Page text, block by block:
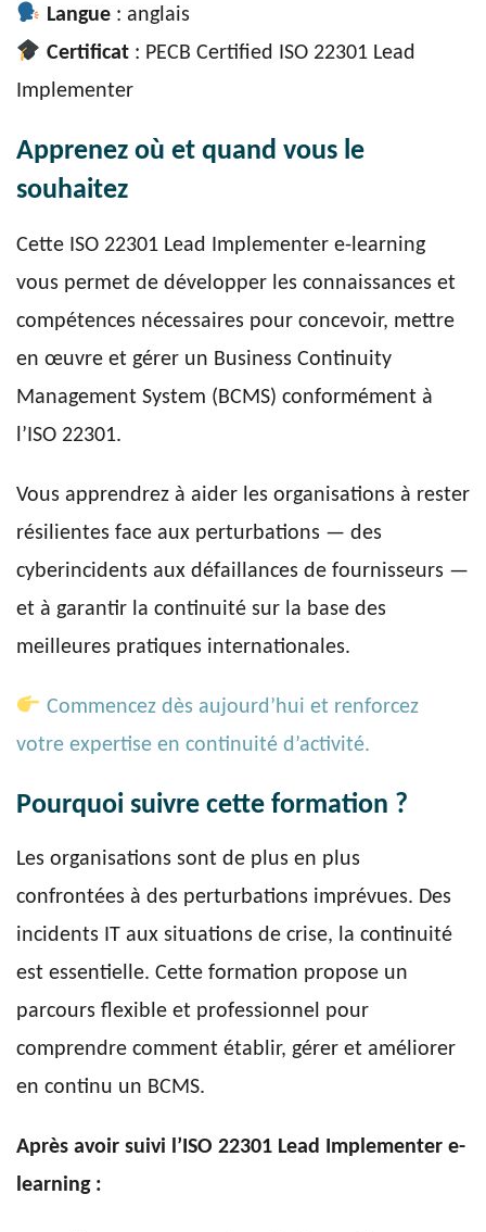
Langue: anglais
Certificat: PECB Certified ISO 22301 Lead
Implementer
Apprenez où et quand vous le
souhaitez
Cette ISO 22301 Lead Implementer e-learning
vous permet de développer les connaissances et
compétences nécessaires pour concevoir, mettre
en œuvre et gérer un Business Continuity
Management System (BCMS) conformément à
l’ISO 22301.
Vous apprendrez à aider les organisations à rester
résilientes face aux perturbations — des
cyberincidents aux défaillances de fournisseurs —
et à garantir la continuité sur la base des
meilleures pratiques internationales.
Commencez dès aujourd’hui et renforcez
votre expertise en continuité d’activité.
Pourquoi suivre cette formation ?
Les organisations sont de plus en plus
confrontées à des perturbations imprévues. Des
incidents IT aux situations de crise, la continuité
est essentielle. Cette formation propose un
parcours flexible et professionnel pour
comprendre comment établir, gérer et améliorer
en continu un BCMS.
Après avoir suivi l’ISO 22301 Lead Implementer e-
learning :